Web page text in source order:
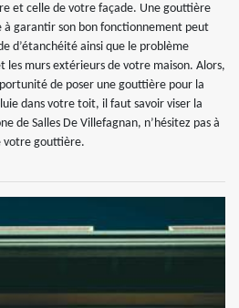
et celle de votre façade. Une gouttière
garantir son bon fonctionnement peut
d’étanchéité ainsi que le problème
les murs extérieurs de votre maison. Alors,
de poser une gouttière pour la
dans votre toit, il faut savoir viser la
de Salles De Villefagnan, n’hésitez pas à
votre gouttière.